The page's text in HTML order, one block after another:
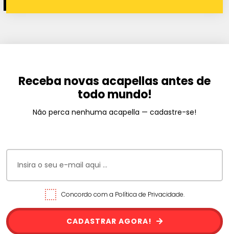
Receba novas acapellas antes de
todo mundo!
Não perca nenhuma acapella — cadastre-se!
Concordo com a Política de Privacidade.
CADASTRAR AGORA!